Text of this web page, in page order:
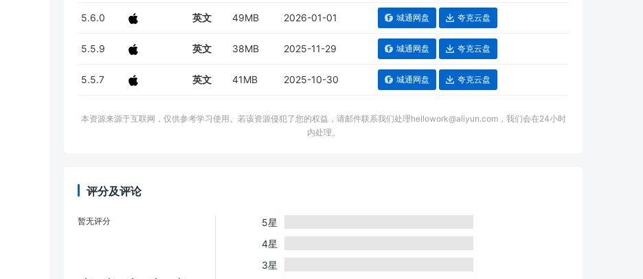
5.6.0 英文 49MB 2026-01-01 城通网盘 夸克云盘
5.5.9 英文 38MB 2025-11-29 城通网盘 夸克云盘
5.5.7 英文 41MB 2025-10-30 城通网盘 夸克云盘
本资源来源于互联网，仅供参考学习使用。若该资源侵犯了您的权益，请邮件联系我们处理hellowork@aliyun.com，我们会在24小时
内处理。
评分及评论
暂无评分
5星
4星
3星